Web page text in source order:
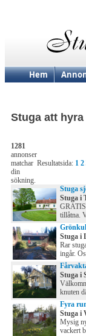
Hem
Stuga att hyra
1281
annonser
matchar
din
sökning.
Resultatsida: 1 2
Stuga
Stuga i
tillåtna.
Stuga i
Rar
ingår.
Stuga i
knuten
Fyra
Stuga i
Mysig
vackert